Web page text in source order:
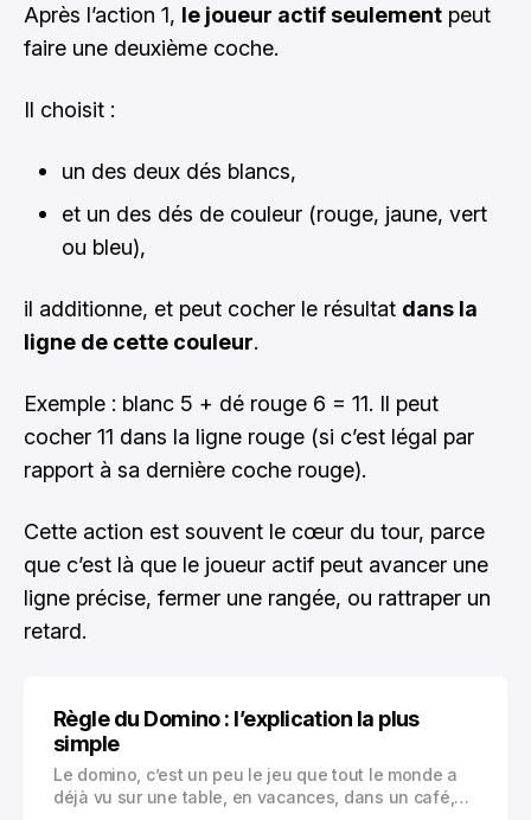
Après l’action 1, le joueur actif seulement peut
faire une deuxième coche.
Il choisit :
un des deux dés blancs,
et un des dés de couleur (rouge, jaune, vert
ou bleu),
il additionne, et peut cocher le résultat dans la
ligne de cette couleur.
Exemple : blanc 5 + dé rouge 6 = 11. Il peut
cocher 11 dans la ligne rouge (si c’est légal par
rapport à sa dernière coche rouge).
Cette action est souvent le cœur du tour, parce
que c’est là que le joueur actif peut avancer une
ligne précise, fermer une rangée, ou rattraper un
retard.
Règle du Domino : l’explication la plus
simple
Le domino, c’est un peu le jeu que tout le monde a
déjà vu sur une table, en vacances, dans un café,